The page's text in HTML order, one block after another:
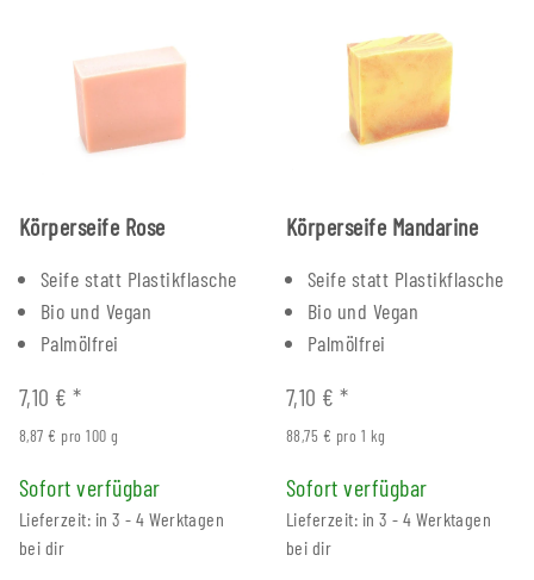
Körperseife Rose
Seife statt Plastikflasche
Bio und Vegan
Palmölfrei
7,10 €*
8,87 € pro 100 g
Sofort verfügbar
Lieferzeit: in 3 - 4 Werktagen
bei dir
Körperseife Mandarine
Seife statt Plastikflasche
Bio und Vegan
Palmölfrei
7,10 €*
88,75 € pro 1 kg
Sofort verfügbar
Lieferzeit: in 3 - 4 Werktagen
bei dir